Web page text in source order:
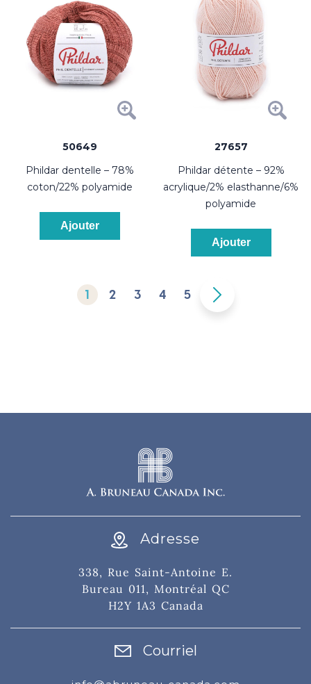
50649
phildar dentelle – 78%
coton/22% polyamide
Ajouter
27657
phildar détente – 92%
acrylique/2% elasthanne/6%
polyamide
Ajouter
1 2 3 4 5
Adresse
338, Rue Saint-Antoine E.
Bureau 011, Montréal QC
H2Y 1A3 Canada
Courriel